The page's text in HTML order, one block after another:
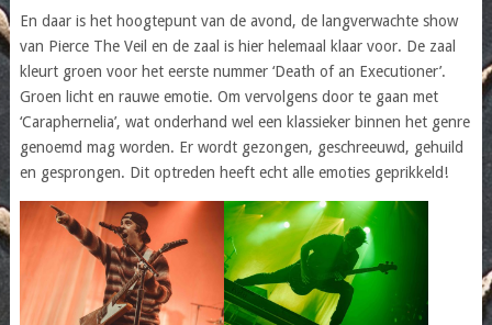
En daar is het hoogtepunt van de avond, de langverwachte show
van Pierce The Veil en de zaal is hier helemaal klaar voor. De zaal
kleurt groen voor het eerste nummer ‘Death of an Executioner’.
Groen licht en rauwe emotie. Om vervolgens door te gaan met
‘Caraphernelia’, wat onderhand wel een klassieker binnen het genre
genoemd mag worden. Er wordt gezongen, geschreeuwd, gehuild
en gesprongen. Dit optreden heeft echt alle emoties geprikkeld!